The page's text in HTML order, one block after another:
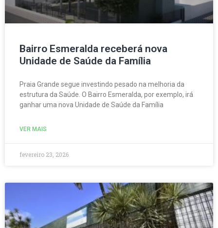
Bairro Esmeralda receberá nova
Unidade de Saúde da Família
Praia Grande segue investindo pesado na melhoria da
estrutura da Saúde. O Bairro Esmeralda, por exemplo, irá
ganhar uma nova Unidade de Saúde da Família
VER MAIS
fevereiro 23, 2026